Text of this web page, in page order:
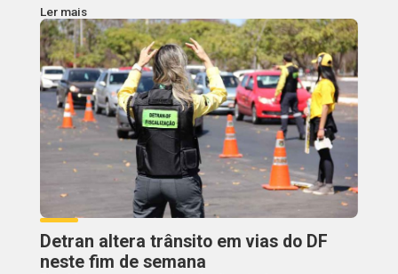
Ler mais
Detran altera trânsito em vias do DF
neste fim de semana